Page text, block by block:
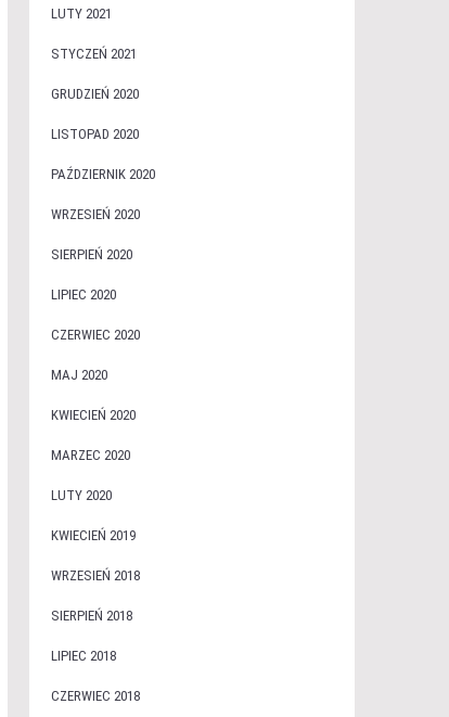
LUTY 2021
STYCZEŃ 2021
GRUDZIEŃ 2020
LISTOPAD 2020
PAŹDZIERNIK 2020
WRZESIEŃ 2020
SIERPIEŃ 2020
LIPIEC 2020
CZERWIEC 2020
MAJ 2020
KWIECIEŃ 2020
MARZEC 2020
LUTY 2020
KWIECIEŃ 2019
WRZESIEŃ 2018
SIERPIEŃ 2018
LIPIEC 2018
CZERWIEC 2018